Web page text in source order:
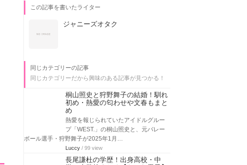
この記事を書いたライター
ジャニーズオタク
同じカテゴリーの記事
同じカテゴリーだから興味のある記事が見つかる！
桐山照史と狩野舞子の結婚！馴れ
初め・熱愛の匂わせや文春もまと
め
熱愛を報じられていたアイドルグルー
プ「WEST.」の桐山照史と、元バレー
ボール選手・狩野舞子が2025年1月…
Luccy / 99 view
長尾謙杜の学歴！出身高校・中